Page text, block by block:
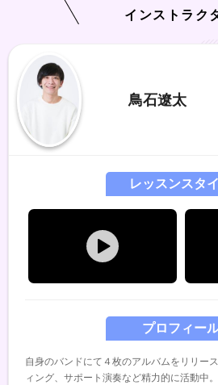
インストラク
鳥石遼太
プロフィー
自身のバンドにて４枚のアルバムをリリー
ィング、サポート演奏など精力的に活動中。
レッスンスタ